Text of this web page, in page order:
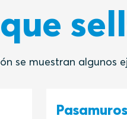
se muestran algunos